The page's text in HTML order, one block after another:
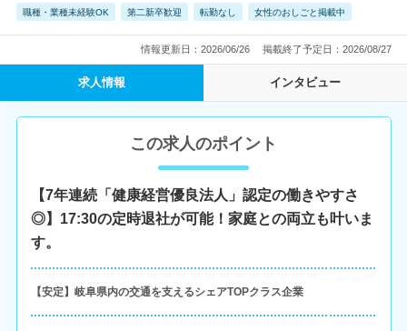
職種・業種未経験OK 第二新卒歓迎 転勤なし 女性のおしごと掲載中
情報更新日：2026/06/26 掲載終了予定日：2026/08/27
求人情報 インタビュー
この求人のポイント
【7年連続「健康経営優良法人」認定の働きやすさ
◎】17:30の定時退社が可能！家庭との両立も叶いま
す。
【安定】岐阜県内の交通を支えるシェアTOPクラス企業